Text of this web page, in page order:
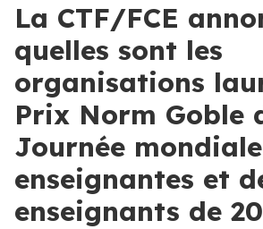
La CTF/FCE
quelles sont les
organisations
Prix Norm Goble
Journée
enseignantes et
enseignants de